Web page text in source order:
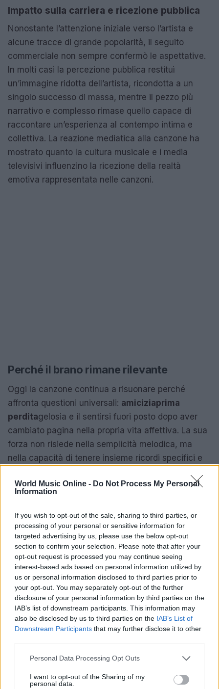
World Music Online - Do Not Process My Personal
Information
If you wish to opt-out of the sale, sharing to third parties, or
processing of your personal or sensitive information for
targeted advertising by us, please use the below opt-out
section to confirm your selection. Please note that after your
opt-out request is processed you may continue seeing
interest-based ads based on personal information utilized by
us or personal information disclosed to third parties prior to
your opt-out. You may separately opt-out of the further
disclosure of your personal information by third parties on the
IAB’s list of downstream participants. This information may
also be disclosed by us to third parties on the IAB’s List of
Downstream Participants that may further disclose it to other
Please note that this website/app uses one or more Google
not limited to your visit or usage behaviour. You may click to
grant or deny consent to Google and its third-party tags to
Personal Data Processing Opt Outs
I want to opt-out of the Sharing of my
personal data.
Impatto sulla carriera e ricezione pubblica
Nonostante l’attenzione iniziale verso l’artista e
alcune tracce di grande popolarità, il seguito
commerciale non sempre confermò le aspettative.
In molti casi la percezione pubblica restituì
un’immagine ridotta dell’artista, ricondotta a un
singolo successo di massa, mentre il pezzo più
narrativo e complesso rimase quello capace di
raccontare un’esperienza al contempo intima e
collettiva. La reazione mediatica alla canzone ha
mostrato quanto la cultura musicale e i media
televisivi influenzino la ricezione della realtà
emotiva rappresentata nelle canzoni.
Perché il brano rimane rilevante
Oggi la canzone continua a risuonare perché
affronta questioni universali: amiciziaprima
perditagelosia e il sentirsi fuori posto dopo aver
cambiato pagina nella propria vita affettiva. La sua
forza non risiede nella semplicità melodica, ma
nella capacità di tenere insieme ricordi specifici e
successivi personalità della cultura pop hanno
raccontare verità scomode, e lo stesso schema
narrativo è rintracciabile in nuove generazioni di
autori che descrivono l’adolescenza con la stessa
crudezza emotiva.
Il valore del brano sta nella sua onestà: non
propone una morale facile né una vittoria
consolatoria, ma mette a nudo l’inevitabile
ambiguità del crescere. Per molti ascoltatori resta
un promemoria che le esperienze che vorremmo
nascondere sono parte della costruzione di un sé
più complesso e, alla lunga, più autentico.